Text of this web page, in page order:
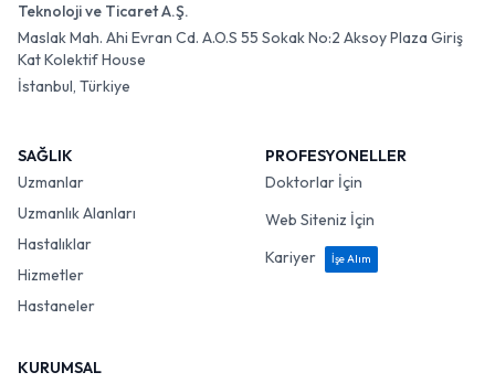
Teknoloji ve Ticaret A.Ş.
Maslak Mah. Ahi Evran Cd. A.O.S 55 Sokak No:2 Aksoy Plaza Giriş
Kat Kolektif House
İstanbul, Türkiye
SAĞLIK
Uzmanlar
Uzmanlık Alanları
Hastalıklar
Hizmetler
Hastaneler
PROFESYONELLER
Doktorlar İçin
Web Siteniz İçin
Kariyer
İşe Alım
KURUMSAL